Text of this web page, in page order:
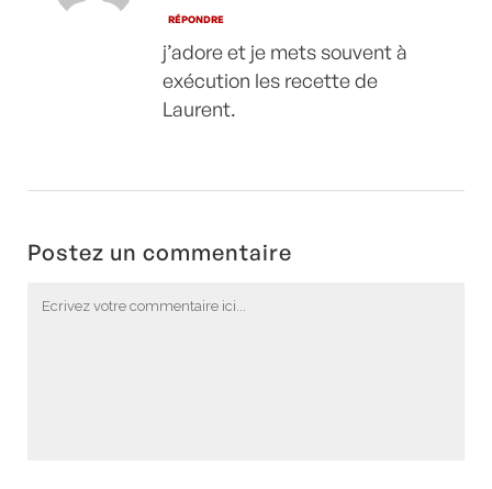
RÉPONDRE
j’adore et je mets souvent à
exécution les recette de
Laurent.
Postez un commentaire